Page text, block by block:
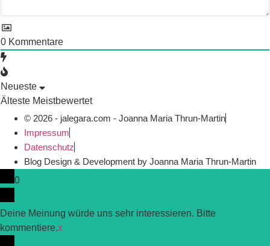
0 Kommentare
Neueste
Älteste Meistbewertet
© 2026 - jalegara.com - Joanna Maria Thrun-Martin
Impressum
Datenschutz
Blog Design & Development by Joanna Maria Thrun-Martin
0
Deine Meinung würde uns sehr interessieren. Bitte
kommentiere.x